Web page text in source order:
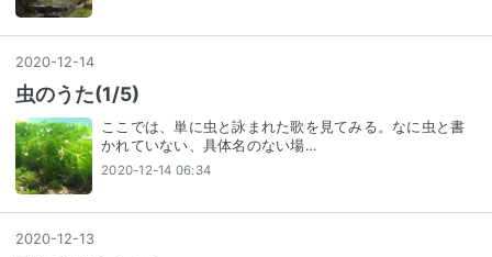
2020-12-14
虫のうた(1/5)
ここでは、単に虫と詠まれた歌を見てみる。なに虫と書
かれていない、具体名のない場…
2020-12-14 06:34
2020-12-13